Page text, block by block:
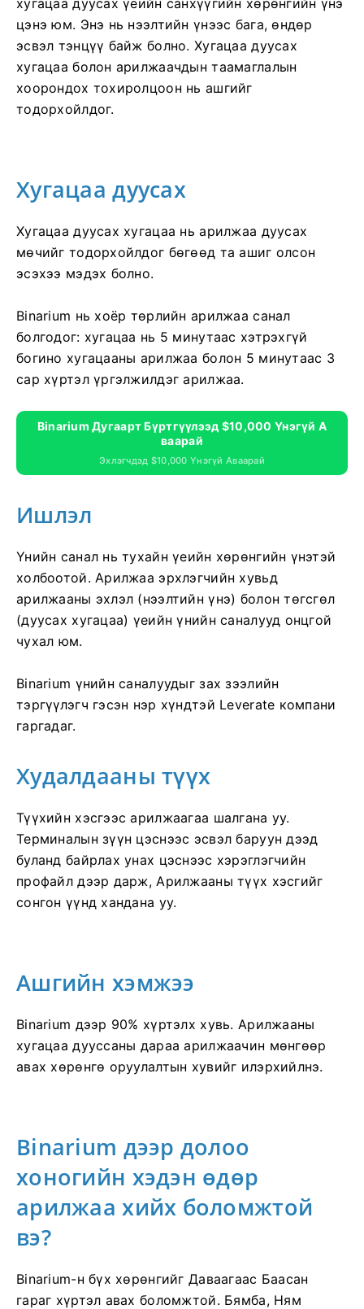
цэнэ юм. Энэ нь нээлтийн үнээс бага, өндөр
эсвэл тэнцүү байж болно. Хугацаа дуусах
хугацаа болон арилжаачдын таамаглалын
хоорондох тохиролцоон нь ашгийг
тодорхойлдог.
Хугацаа дуусах
Хугацаа дуусах хугацаа нь арилжаа дуусах
мөчийг тодорхойлдог бөгөөд та ашиг олсон
эсэхээ мэдэх болно.
Binarium нь хоёр төрлийн арилжаа санал
болгодог: хугацаа нь 5 минутаас хэтрэхгүй
богино хугацааны арилжаа болон 5 минутаас 3
сар хүртэл үргэлжилдэг арилжаа.
Binarium Дугаарт Бүртгүүлээд $10,000 Үнэгүй А
Ваарай
Эхлэгчдэд $10,000 Үнэгүй Аваарай
Ишлэл
Үнийн санал нь тухайн үеийн хөрөнгийн үнэтэй
холбоотой. Арилжаа эрхлэгчийн хувьд
арилжааны эхлэл (нээлтийн үнэ) болон төгсгөл
(дуусах хугацаа) үеийн үнийн саналууд онцгой
чухал юм.
Binarium үнийн саналуудыг зах зээлийн
тэргүүлэгч гэсэн нэр хүндтэй Leverate компани
гаргадаг.
Худалдааны түүх
Түүхийн хэсгээс арилжаагаа шалгана уу.
Терминалын зүүн цэснээс эсвэл баруун дээд
буланд байрлах унах цэснээс хэрэглэгчийн
профайл дээр дарж, Арилжааны түүх хэсгийг
сонгон үүнд хандана уу.
Ашгийн хэмжээ
Binarium дээр 90% хүртэлх хувь. Арилжааны
хугацаа дууссаны дараа арилжаачин мөнгөөр ​​​​
авах хөрөнгө оруулалтын хувийг илэрхийлнэ.
Binarium дээр долоо
хоногийн хэдэн өдөр
арилжаа хийх боломжтой
вэ?
Binarium-н бүх хөрөнгийг Даваагаас Баасан
гараг хүртэл авах боломжтой. Бямба, Ням